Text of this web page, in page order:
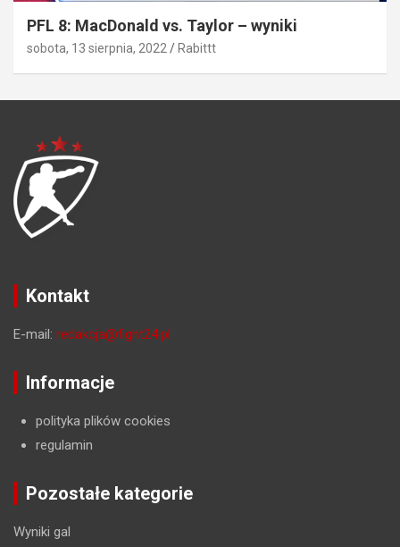
PFL 8: MacDonald vs. Taylor – wyniki
sobota, 13 sierpnia, 2022 Rabittt
Kontakt
E-mail: redakcja@fight24.pl
Informacje
polityka plików cookies
regulamin
Pozostałe kategorie
Wyniki gal